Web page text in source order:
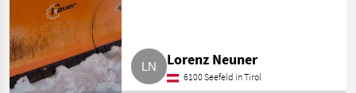
Lorenz Neuner
6100 Seefeld in Tirol